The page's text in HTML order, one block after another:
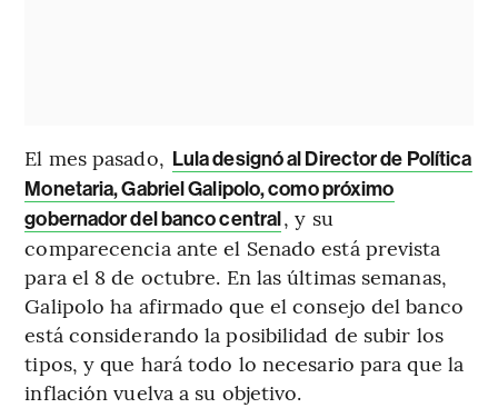
El mes pasado, Lula designó al Director de Política
Monetaria, Gabriel Galipolo, como próximo
gobernador del banco central, y su
comparecencia ante el Senado está prevista
para el 8 de octubre. En las últimas semanas,
Galipolo ha afirmado que el consejo del banco
está considerando la posibilidad de subir los
tipos, y que hará todo lo necesario para que la
inflación vuelva a su objetivo.